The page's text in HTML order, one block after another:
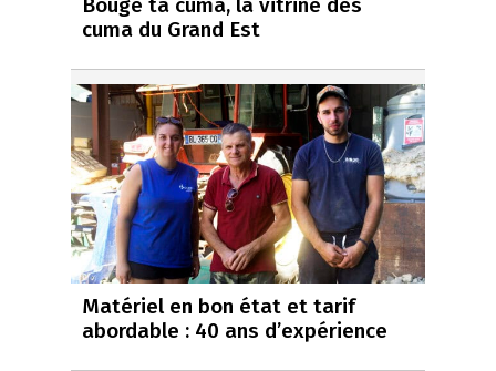
Bouge ta cuma, la vitrine des
cuma du Grand Est
Matériel en bon état et tarif
abordable : 40 ans d’expérience